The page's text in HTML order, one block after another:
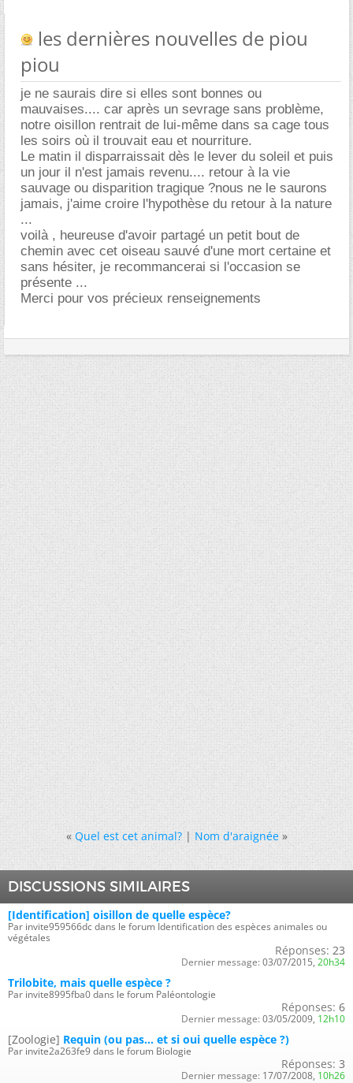
les dernières nouvelles de piou
piou
je ne saurais dire si elles sont bonnes ou
mauvaises.... car après un sevrage sans problème,
notre oisillon rentrait de lui-même dans sa cage tous
les soirs où il trouvait eau et nourriture.
Le matin il disparraissait dès le lever du soleil et puis
un jour il n'est jamais revenu.... retour à la vie
sauvage ou disparition tragique ?nous ne le saurons
jamais, j'aime croire l'hypothèse du retour à la nature
...
voilà , heureuse d'avoir partagé un petit bout de
chemin avec cet oiseau sauvé d'une mort certaine et
sans hésiter, je recommancerai si l'occasion se
présente ...
Merci pour vos précieux renseignements
« Quel est cet animal?|Nom d'araignée »
DISCUSSIONS SIMILAIRES
[Identification] oisillon de quelle espèce?
Par invite959566dc dans le forum Identification des espèces animales ou
végétales
Réponses: 23
Dernier message: 03/07/2015, 20h34
Trilobite, mais quelle espèce ?
Par invite8995fba0 dans le forum Paléontologie
Réponses: 6
Dernier message: 03/05/2009, 12h10
[Zoologie] Requin (ou pas... et si oui quelle espèce ?)
Par invite2a263fe9 dans le forum Biologie
Réponses: 3
Dernier message: 17/07/2008, 10h26